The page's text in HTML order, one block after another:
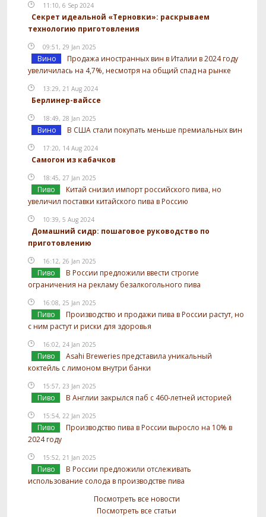
11:10, 6 Sep 2024
Секрет идеальной «Терновки»: раскрываем
технологию приготовления
09:51, 29 Jan 2025
Вино
Продажа иностранных вин в Италии в 2024 году
увеличилась на 4,7%, несмотря на общий спад на рынке
13:29, 21 Aug 2024
Берлинер-вайссе
18:49, 28 Jan 2025
Вино В США стали покупать меньше премиальных вин
17:20, 14 Aug 2024
Самогон из кабачков
18:45, 27 Jan 2025
Пиво
Китай снизил импорт российского пива, но
увеличил поставки китайского пива в Россию
10:39, 5 Aug 2024
Домашний сидр: пошаговое руководство по
приготовлению
16:12, 26 Jan 2025
Пиво
В России предложили ввести строгие
ограничения на рекламу безалкогольного пива
16:08, 25 Jan 2025
Пиво
Производство и продажи пива в России растут, но
с ним растут и риски для здоровья
16:02, 24 Jan 2025
Пиво
Asahi Breweries представила уникальный
коктейль с лимоном внутри банки
15:57, 23 Jan 2025
Пиво В Англии закрылся паб с 460-летней историей
15:54, 22 Jan 2025
Пиво
Производство пива в России выросло на 10% в
2024 году
15:52, 21 Jan 2025
Пиво
В России предложили отслеживать
использование солода в производстве пива
Посмотреть все новости
Посмотреть все статьи